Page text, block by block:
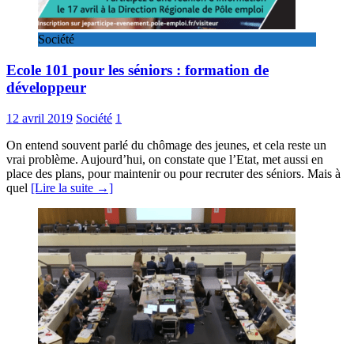
Société
Ecole 101 pour les séniors : formation de
développeur
12 avril 2019 Société 1
On entend souvent parlé du chômage des jeunes, et cela reste un
vrai problème. Aujourd’hui, on constate que l’Etat, met aussi en
place des plans, pour maintenir ou pour recruter des séniors. Mais à
quel [Lire la suite →]